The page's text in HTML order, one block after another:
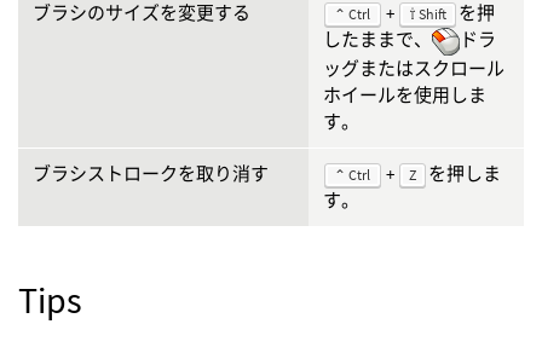
ブラシのサイズを変更する
⌃ Ctrl + ⇧ Shift
を押
したままで、
ドラ
ッグまたはスクロール
ホイールを使用しま
す。
ブラシストロークを取り消す ⌃ Ctrl + Z
を押しま
す。
Tips